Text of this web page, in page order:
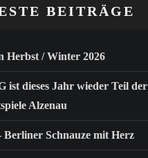
BEITRÄGE
Herbst / Winter 2026
ist dieses Jahr wieder Teil der
Alzenau
Berliner Schnauze mit Herz